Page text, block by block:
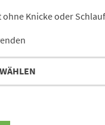
Knicke oder